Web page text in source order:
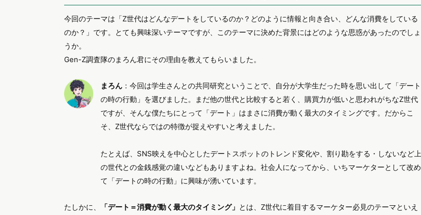
今回のテーマは「Z世代はどんなデートをしているのか？どのように情報と向き合い、どんな消費をしている
のか？」です。とても興味深いテーマですが、このテーマに決めた背景にはどのような思惑があったのでしょ
うか。
Gen-Z調査隊のまろん君にその理由を教えてもらいました。
まろん ：今回は学生さんとの共同研究ということで、自分が大学生だった時を思い出して「デート
の時の行動」を選びました。まだ他の世代と比較すると若く、購買力が低いと思われがちなZ世代
ですが、そんな僕たちにとって「デート」はまさに消費が動く最大のタイミングです。だからこ
そ、Z世代ならではの特徴が捉えやすいと考えました。
たとえば、SNS映えを中心としたデートスポットのトレンド変化や、割り勘をする・しないなど上
の世代との金銭感覚の違いなどもありますよね。社会人になってから、いちマーケターとして改め
て「デートの時の行動」に興味が湧いています。
たしかに、 「デート＝消費が動く最大のタイミング」 とは、Z世代に着目するマーケター必見のテーマといえ